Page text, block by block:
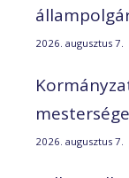
2026. augusztus 7.
2026. augusztus 7.